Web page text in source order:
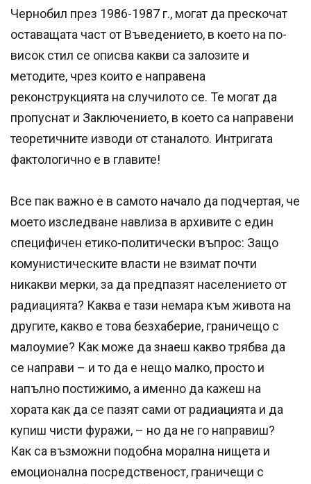
Чернобил през 1986-1987 г., могат да прескочат
оставащата част от Въведението, в което на по-
висок стил се описва какви са залозите и
методите, чрез които е направена
реконструкцията на случилото се. Те могат да
пропуснат и Заключението, в което са направени
теоретичните изводи от станалото. Интригата
фактологично е в главите!
Все пак важно е в самото начало да подчертая, че
моето изследване навлиза в архивите с един
специфичен етико-политически въпрос: Защо
комунистическите власти не взимат почти
никакви мерки, за да предпазят населението от
радиацията? Каква е тази немара към живота на
другите, какво е това безхаберие, граничещо с
малоумие? Как може да знаеш какво трябва да
се направи – и то да е нещо малко, просто и
напълно постижимо, а именно да кажеш на
хората как да се пазят сами от радиацията и да
купиш чисти фуражи, – но да не го направиш?
Как са възможни подобна морална нищета и
емоционална посредственост, граничещи с